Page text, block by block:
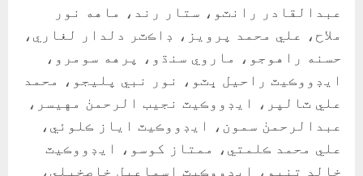
عبدالقادر رانٽو، ستار رند، ماهه نور
ملاح، علي محمد پرويز، ڊاڪٽر دلدار لغاري،
حسنه راهوجو، ماروي سنڌو، پرهه سومرو،
ايڊووڪيٽ راحيل ڀٽو، نور نبي پليجو، محمد
علي ٽالپر، ايڊووڪيٽ نجيب الرحمنٰ مهيسر،
عبدالرحمنٰ سمون، ايڊووڪيٽ اياز ڪلوئي،
علي محمد ڪلمتي، ممتاز کوسو، ايڊووڪيٽ
خالد تنيو، ايڊووڪيٽ اسماعيل خاصخيلي،